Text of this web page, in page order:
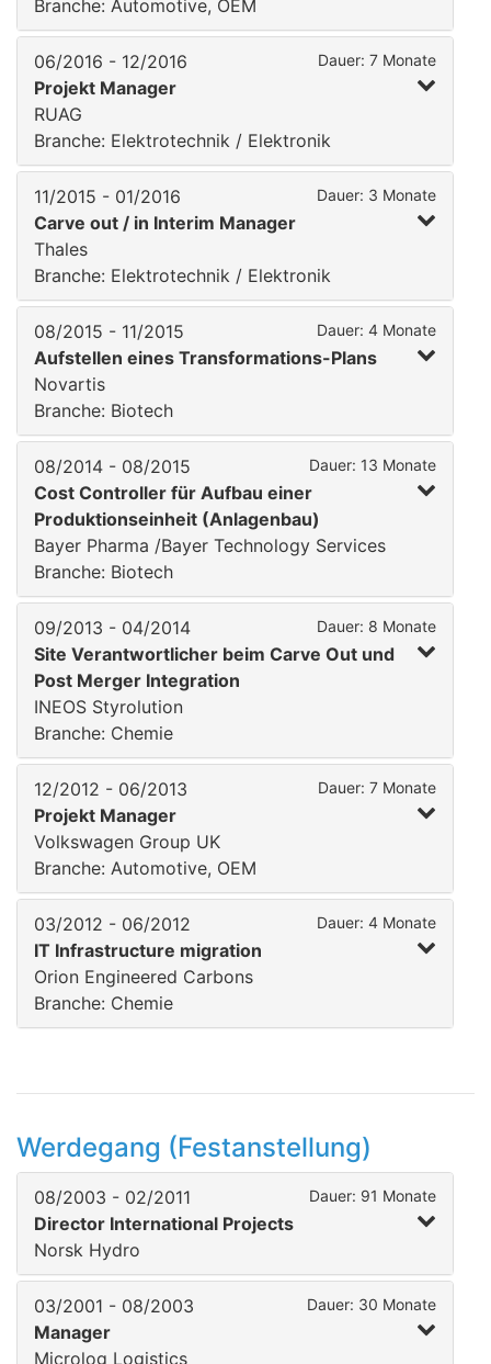
Branche: Automotive, OEM
06/2016 - 12/2016 Dauer: 7 Monate
Projekt Manager
RUAG
Branche: Elektrotechnik / Elektronik
11/2015 - 01/2016 Dauer: 3 Monate
Carve out / in Interim Manager
Thales
Branche: Elektrotechnik / Elektronik
08/2015 - 11/2015 Dauer: 4 Monate
Aufstellen eines Transformations-Plans
Novartis
Branche: Biotech
08/2014 - 08/2015 Dauer: 13 Monate
Cost Controller für Aufbau einer
Produktionseinheit (Anlagenbau)
Bayer Pharma /Bayer Technology Services
Branche: Biotech
09/2013 - 04/2014 Dauer: 8 Monate
Site Verantwortlicher beim Carve Out und
Post Merger Integration
INEOS Styrolution
Branche: Chemie
12/2012 - 06/2013 Dauer: 7 Monate
Projekt Manager
Volkswagen Group UK
Branche: Automotive, OEM
03/2012 - 06/2012 Dauer: 4 Monate
IT Infrastructure migration
Orion Engineered Carbons
Branche: Chemie
Werdegang (Festanstellung)
08/2003 - 02/2011 Dauer: 91 Monate
Director International Projects
Norsk Hydro
03/2001 - 08/2003 Dauer: 30 Monate
Manager
Microlog Logistics